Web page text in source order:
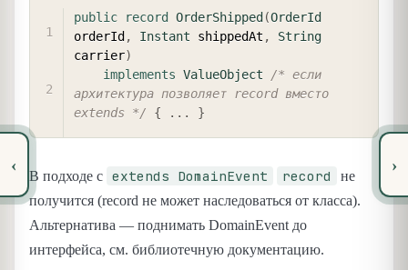
‹
public record OrderShipped (OrderId
orderId , Instant shippedAt ,
String
carrier)
implements ValueObject
/* если
архитектура позволяет record вместо
extends */
{ . . . }
В подходе с extends DomainEvent record
не
получится (record не может наследоваться от класса).
Альтернатива — поднимать DomainEvent до
интерфейса, см. библиотечную документацию.
›